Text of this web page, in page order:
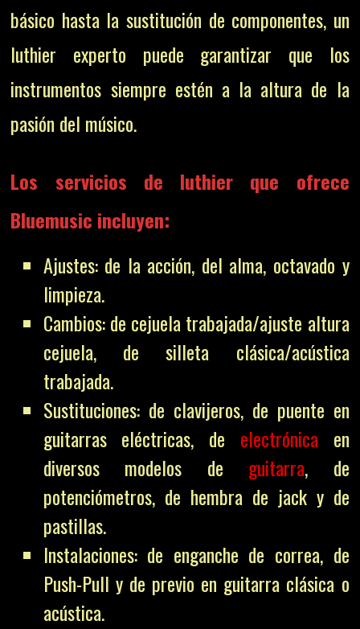
básico hasta la sustitución de componentes, un
luthier experto puede garantizar que los
instrumentos siempre estén a la altura de la
pasión del músico.
Los servicios de luthier que ofrece
Bluemusic incluyen:
Ajustes: de la acción, del alma, octavado y
limpieza.
Cambios: de cejuela trabajada/ajuste altura
cejuela, de silleta clásica/acústica
trabajada.
Sustituciones: de clavijeros, de puente en
guitarras eléctricas, de electrónica en
diversos modelos de guitarra, de
potenciómetros, de hembra de jack y de
pastillas.
Instalaciones: de enganche de correa, de
Push-Pull y de previo en guitarra clásica o
acústica.